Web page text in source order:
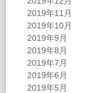
2019年11月
2019年10月
2019年9月
2019年8月
2019年7月
2019年6月
2019年5月